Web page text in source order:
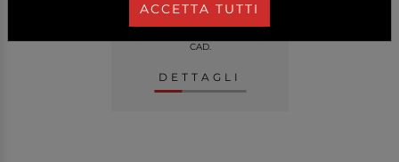
a partire da0,60 €
CAD.
DETTAGLI
ACCETTA TUTTI